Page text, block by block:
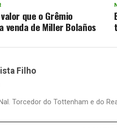
que o Grêmio
venda de Miller Bolaños
Filho
Torcedor do Tottenham e do